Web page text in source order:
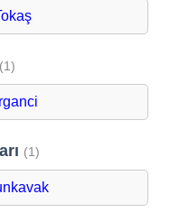
(1)
(1)